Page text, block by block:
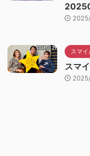
スマ
スマ